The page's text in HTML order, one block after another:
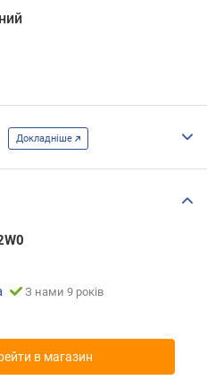
Докладніше
З нами 9 років
в магазин